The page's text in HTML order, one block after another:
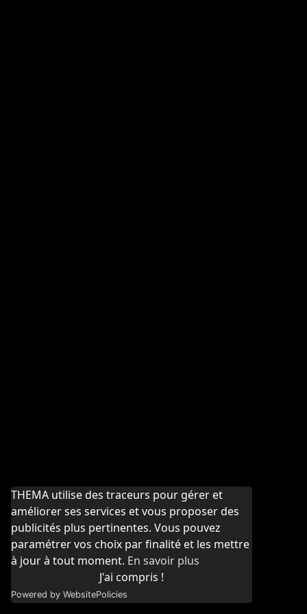
THEMA utilise des traceurs pour gérer et
améliorer ses services et vous proposer des
publicités plus pertinentes. Vous pouvez
paramétrer vos choix par finalité et les mettre
à jour à tout moment. En savoir plus
J'ai compris !
Powered by WebsitePolicies